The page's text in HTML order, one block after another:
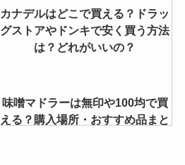
カナデルはどこで買える？ドラッ
グストアやドンキで安く買う方法
は？どれがいいの？
味噌マドラーは無印や100均で買
える？購入場所・おすすめ品まと